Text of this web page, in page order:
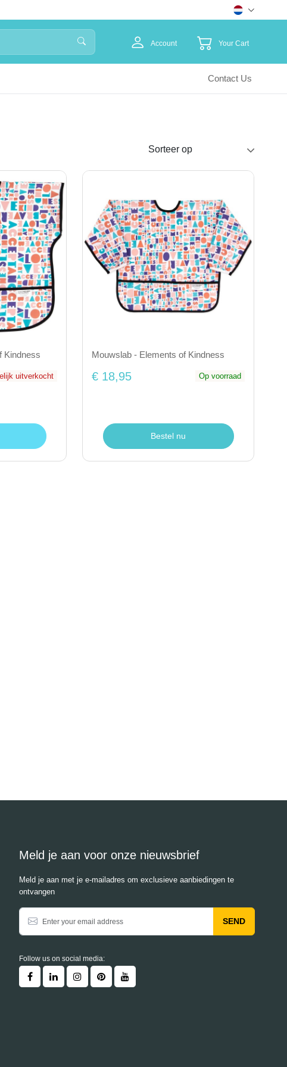
Account Your Cart
Contact Us
Kindness
uitverkocht
Mouwslab - Elements of Kindness
€ 18,95 Op voorraad
Bestel nu
Meld je aan voor onze nieuwsbrief
Meld je aan met je e-mailadres om exclusieve aanbiedingen te
ontvangen
SEND
Follow us on social media: